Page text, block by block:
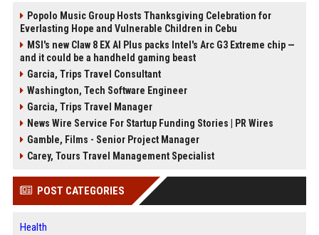
Popolo Music Group Hosts Thanksgiving Celebration for
Everlasting Hope and Vulnerable Children in Cebu
MSI's new Claw 8 EX AI Plus packs Intel's Arc G3 Extreme chip —
and it could be a handheld gaming beast
Garcia, Trips Travel Consultant
Washington, Tech Software Engineer
Garcia, Trips Travel Manager
News Wire Service For Startup Funding Stories | PR Wires
Gamble, Films - Senior Project Manager
Carey, Tours Travel Management Specialist
POST CATEGORIES
Health